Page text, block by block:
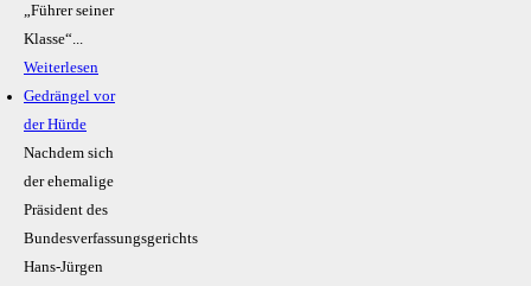
„Führer seiner
Klasse“...
Weiterlesen
Gedrängel vor
der Hürde
Nachdem sich
der ehemalige
Präsident des
Bundesverfassungsgerichts
Hans-Jürgen